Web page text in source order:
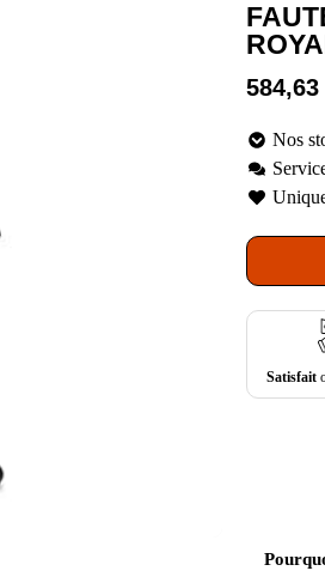
584,63
Nos
Satisfait